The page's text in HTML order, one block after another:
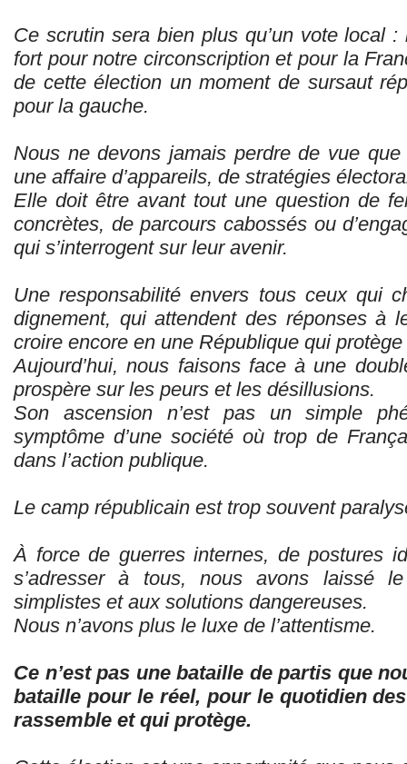
Ce scrutin sera bien plus qu’un vote local
fort pour notre circonscription et pour la
de cette élection un moment de sursaut
pour la gauche.
Nous ne devons jamais perdre de vue
une affaire d’appareils, de stratégies
Elle doit être avant tout une question de
concrètes, de parcours cabossés ou
qui s’interrogent sur leur avenir.
Une responsabilité envers tous ceux qui
dignement, qui attendent des réponses à
croire encore en une République qui
Aujourd’hui, nous faisons face à une
prospère sur les peurs et les désillusions.
Son ascension n’est pas un simple
symptôme d’une société où trop de
dans l’action publique.
Le camp républicain est trop souvent
À force de guerres internes, de postures
s’adresser à tous, nous avons laissé
simplistes et aux solutions dangereuses.
Nous n’avons plus le luxe de l’attentisme.
Ce n’est pas une bataille de partis que
bataille pour le réel, pour le quotidien
rassemble et qui protège.